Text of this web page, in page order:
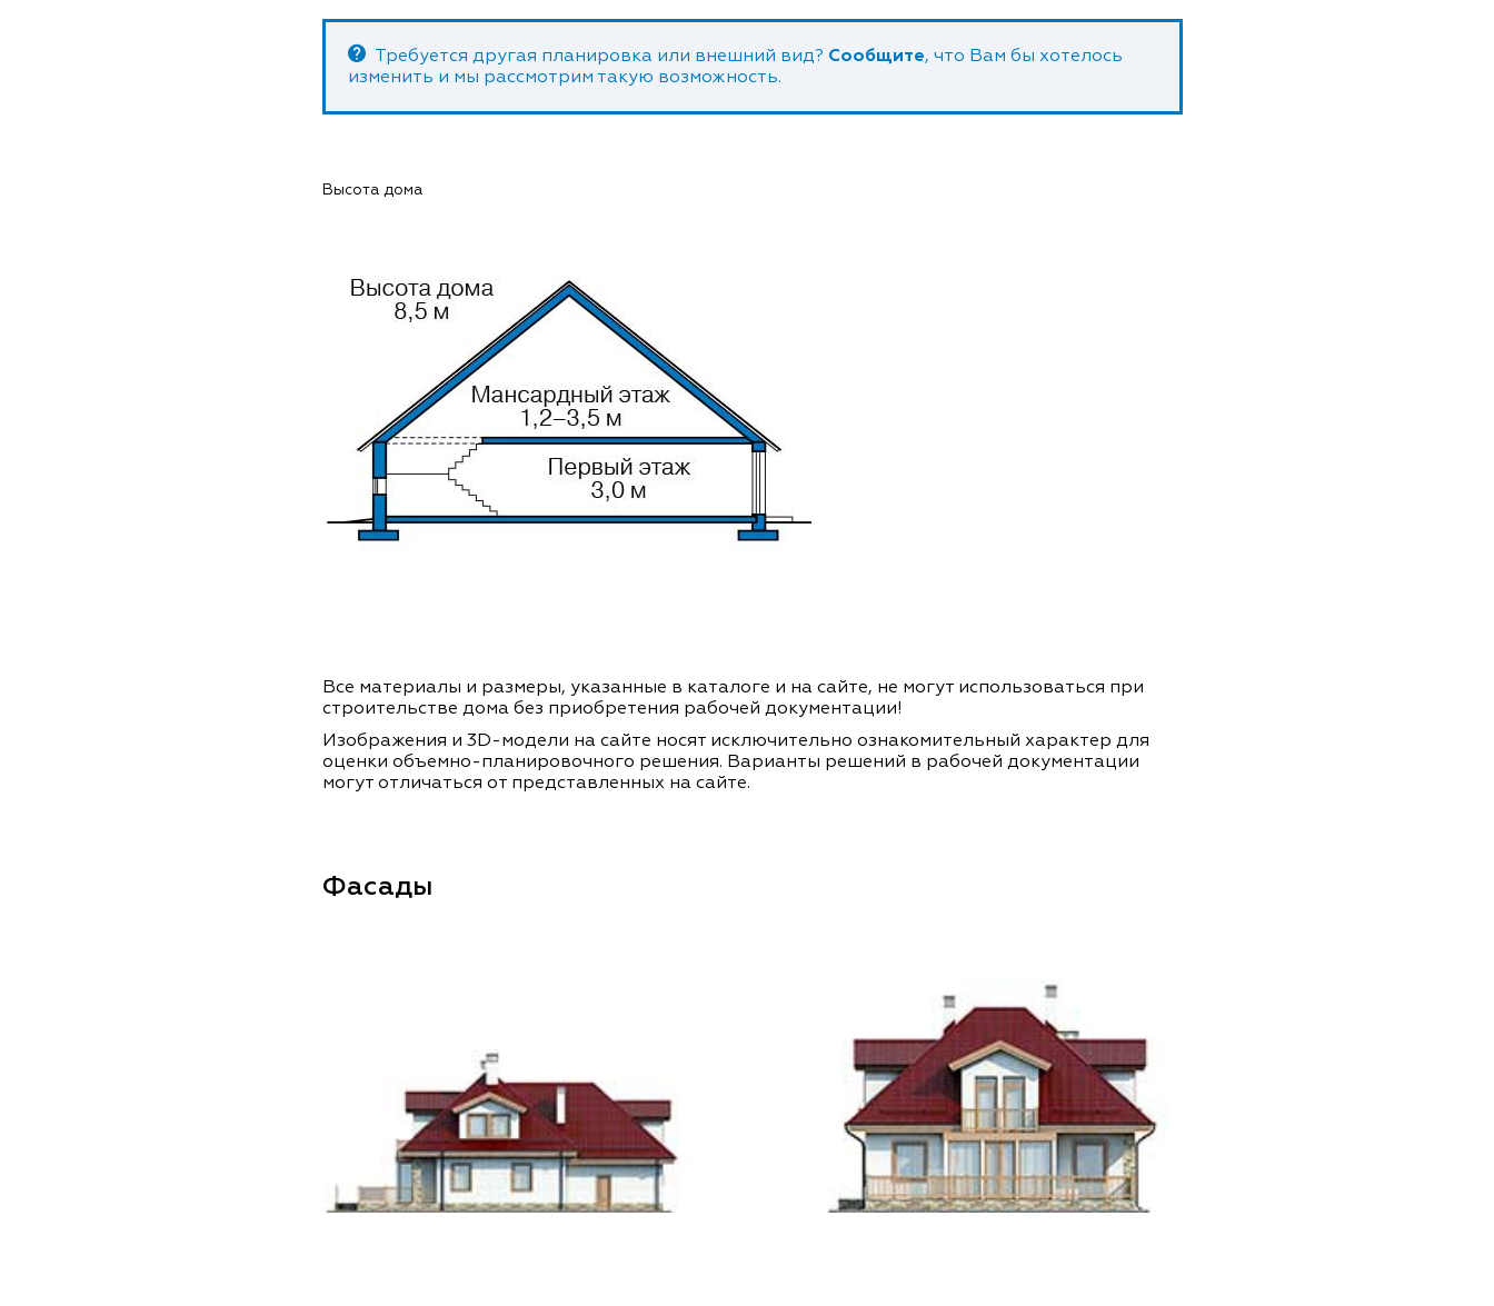
Требуется другая планировка или внешний вид? Сообщите, что Вам бы хотелось
изменить и мы рассмотрим такую возможность.
Высота дома
Все материалы и размеры, указанные в каталоге и на сайте, не могут использоваться при
строительстве дома без приобретения рабочей документации!
Изображения и 3D-модели на сайте носят исключительно ознакомительный характер для
оценки объемно-планировочного решения. Варианты решений в рабочей документации
могут отличаться от представленных на сайте.
Фасады